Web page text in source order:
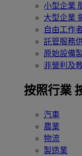
小型企業
大型企業
自由工作
託管服務
原始設備
非營利及
按照行業
汽車
農業
物流
製造業